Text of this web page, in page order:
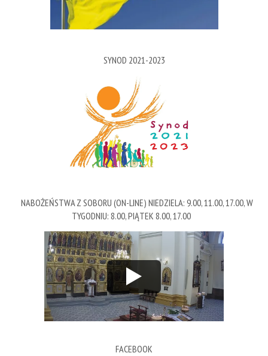
SYNOD 2021-2023
NABOŻEŃSTWA Z SOBORU (ON-LINE) NIEDZIELA: 9.00, 11.00, 17.00, W
TYGODNIU: 8.00, PIĄTEK 8.00, 17.00
FACEBOOK